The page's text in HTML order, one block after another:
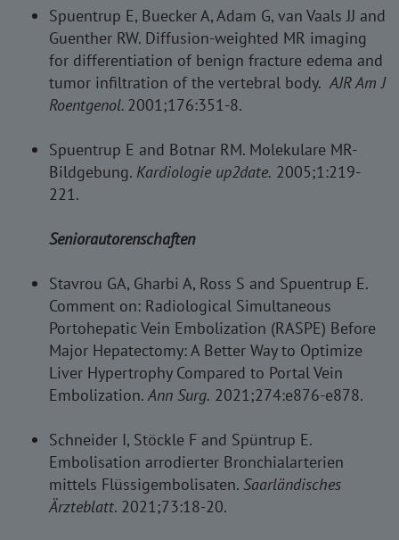
Spuentrup E, Buecker A, Adam G, van Vaals JJ and
Guenther RW. Diffusion-weighted MR imaging
for differentiation of benign fracture edema and
tumor infiltration of the vertebral body.AJR Am J
Roentgenol. 2001;176:351-8.
Spuentrup E and Botnar RM. Molekulare MR-
Bildgebung. Kardiologie up2date. 2005;1:219-
221.
Seniorautorenschaften
Stavrou GA, Gharbi A, Ross S and Spuentrup E.
Comment on: Radiological Simultaneous
Portohepatic Vein Embolization (RASPE) Before
Major Hepatectomy: A Better Way to Optimize
Liver Hypertrophy Compared to Portal Vein
Embolization.Ann Surg. 2021;274:e876-e878.
Schneider I, Stöckle F and Spüntrup E.
Embolisation arrodierter Bronchialarterien
mittels Flüssigembolisaten. Saarländisches
Ärzteblatt. 2021;73:18-20.